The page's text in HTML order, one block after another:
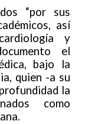
“por sus
así
y
el
bajo la
quien -a su
la
como